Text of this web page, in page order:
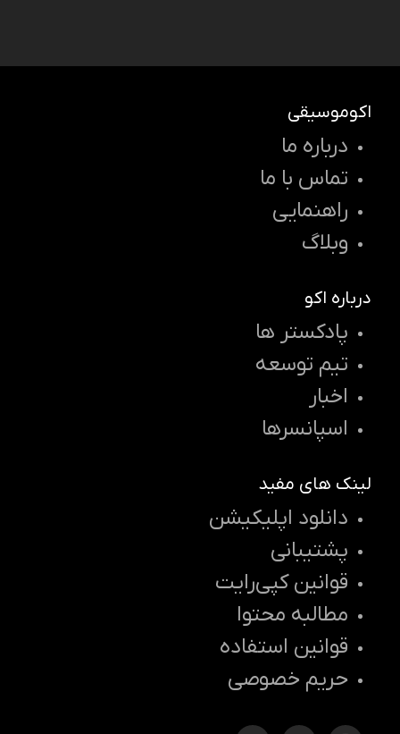
اکوموسیقی
درباره ما
تماس با ما
راهنمایی
وبلاگ
درباره اکو
پادکستر ها
تیم توسعه
اخبار
اسپانسرها
لینک های مفید
دانلود اپلیکیشن
پشتیبانی
قوانین کپی‌رایت
مطالبه محتوا
قوانین استفاده
حریم خصوصی